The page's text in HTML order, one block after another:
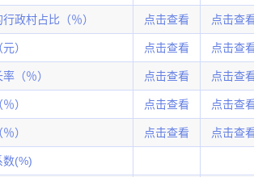
政村占比（％） 点击查看 点击查
） 点击查看 点击查
（％） 点击查看 点击查
） 点击查看 点击查
） 点击查看 点击查
数(%)